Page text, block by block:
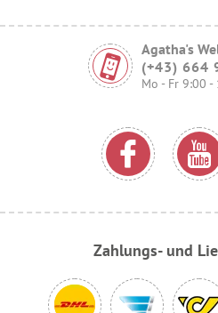
Agatha's
(+43) 664
Mo - Fr 9:00 -
Zahlungs- und